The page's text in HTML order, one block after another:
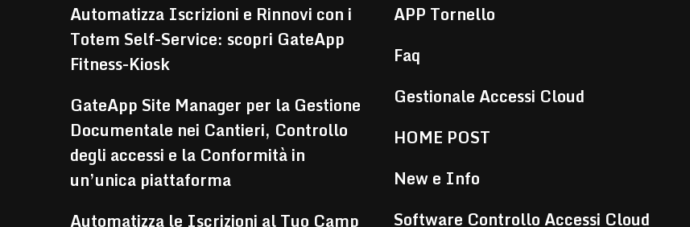
Automatizza Iscrizioni e Rinnovi con i
Totem Self-Service: scopri GateApp
Fitness-Kiosk
GateApp Site Manager per la Gestione
Documentale nei Cantieri, Controllo
degli accessi e la Conformità in
un’unica piattaforma
Automatizza le Iscrizioni al Tuo Camp
APP Tornello
Faq
Gestionale Accessi Cloud
HOME POST
New e Info
Software Controllo Accessi Cloud